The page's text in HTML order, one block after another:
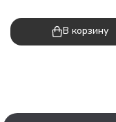
В корзину